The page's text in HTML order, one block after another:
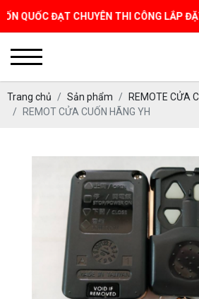
ĐẠT CHUYÊN THI CÔNG LẮP ĐẶT &
Trang chủ Sản phẩm
REMOTE CỬA
REMOT CỬA CUỐN HÃNG YH